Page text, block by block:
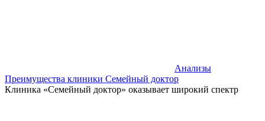
Анализы
Преимущества клиники Семейный доктор
Клиника «Семейный доктор» оказывает широкий спектр